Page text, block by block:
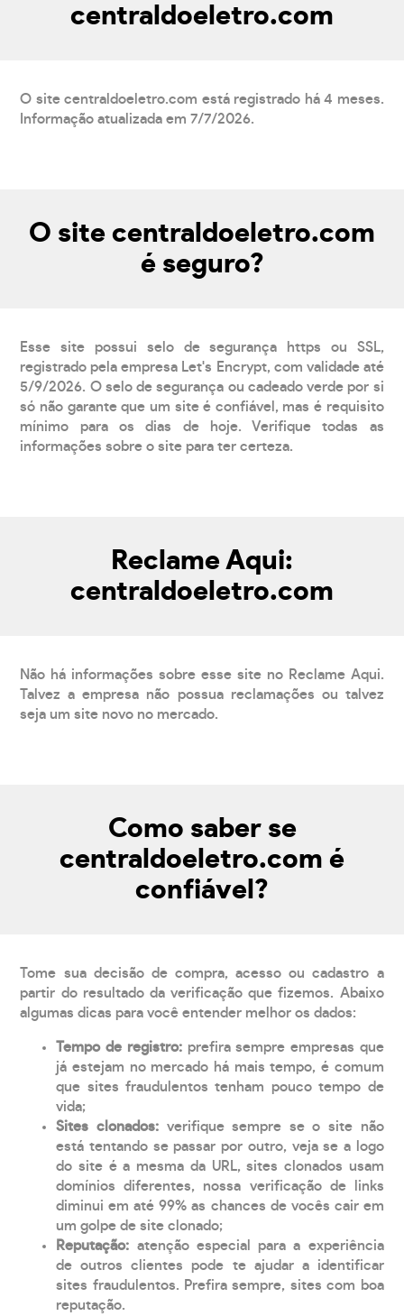
centraldoeletro.com
O site centraldoeletro.com está registrado há 4 meses.
Informação atualizada em 7/7/2026.
O site centraldoeletro.com
é seguro?
Esse site possui selo de segurança https ou SSL,
registrado pela empresa Let's Encrypt, com validade até
5/9/2026. O selo de segurança ou cadeado verde por si
só não garante que um site é confiável, mas é requisito
mínimo para os dias de hoje. Verifique todas as
informações sobre o site para ter certeza.
Reclame Aqui:
centraldoeletro.com
Não há informações sobre esse site no Reclame Aqui.
Talvez a empresa não possua reclamações ou talvez
seja um site novo no mercado.
Como saber se
centraldoeletro.com é
confiável?
Tome sua decisão de compra, acesso ou cadastro a
partir do resultado da verificação que fizemos. Abaixo
algumas dicas para você entender melhor os dados:
Tempo de registro: prefira sempre empresas que
já estejam no mercado há mais tempo, é comum
que sites fraudulentos tenham pouco tempo de
vida;
Sites clonados: verifique sempre se o site não
está tentando se passar por outro, veja se a logo
do site é a mesma da URL, sites clonados usam
domínios diferentes, nossa verificação de links
diminui em até 99% as chances de vocês cair em
um golpe de site clonado;
Reputação: atenção especial para a experiência
de outros clientes pode te ajudar a identificar
sites fraudulentos. Prefira sempre, sites com boa
reputação.